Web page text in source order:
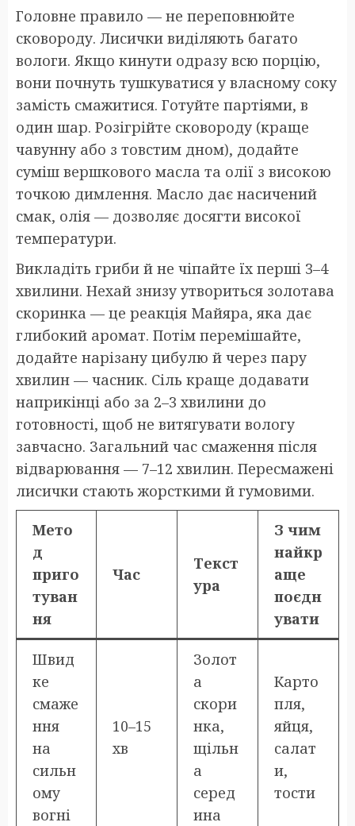
Головне правило — не переповнюйте
сковороду. Лисички виділяють багато
вологи. Якщо кинути одразу всю порцію,
вони почнуть тушкуватися у власному соку
замість смажитися. Готуйте партіями, в
один шар. Розігрійте сковороду (краще
чавунну або з товстим дном), додайте
суміш вершкового масла та олії з високою
точкою димлення. Масло дає насичений
смак, олія — дозволяє досягти високої
температури.
Викладіть гриби й не чіпайте їх перші 3–4
хвилини. Нехай знизу утвориться золотава
скоринка — це реакція Майяра, яка дає
глибокий аромат. Потім перемішайте,
додайте нарізану цибулю й через пару
хвилин — часник. Сіль краще додавати
наприкінці або за 2–3 хвилини до
готовності, щоб не витягувати вологу
завчасно. Загальний час смаження після
відварювання — 7–12 хвилин. Пересмажені
лисички стають жорсткими й гумовими.
Мето
д
приго
туван
ня
Час
Текст
ура
З чим
найкр
аще
поєдн
увати
Швид
ке
смаже
ння
на
сильн
ому
вогні
10–15
хв
Золот
а
скори
нка,
щільн
а
серед
ина
Карто
пля,
яйця,
салат
и,
тости